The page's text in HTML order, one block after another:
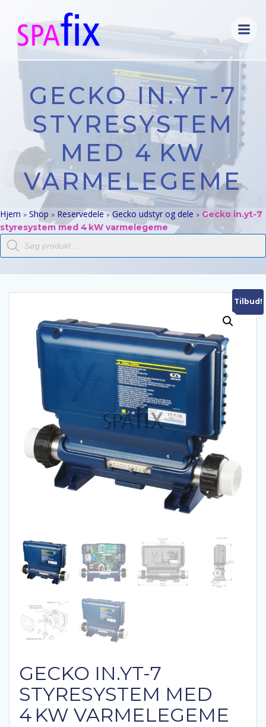
indhold
GECKO IN.YT-7
STYRESYSTEM
MED 4 KW
VARMELEGEME
Hjem » Shop » Reservedele»Gecko udstyr og dele » Gecko in.yt-7
styresystem med 4 kW varmelegeme
Products
search
Tilbud!
GECKO IN.YT-7
STYRESYSTEM MED
4 KW VARMELEGEME